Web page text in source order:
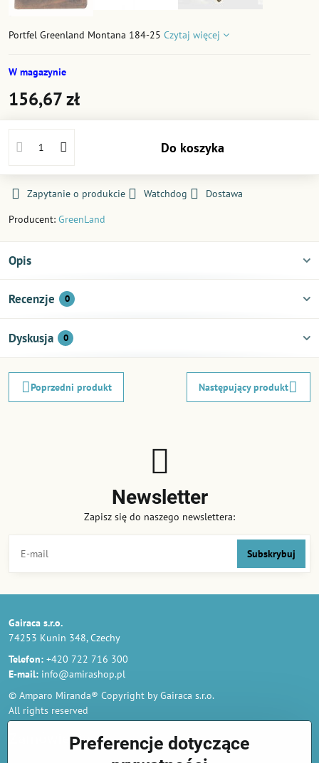
Portfel Greenland Montana ​184-25 Czytaj więcej
W magazynie
156,67 zł
Do koszyka
Zapytanie o produkcie Watchdog
Dostawa
Producent: GreenLand
Opis
Recenzje 0
Dyskusja 0
Poprzedni produkt Następujący produkt
Newsletter
Zapisz się do naszego newslettera:
Subskrybuj
Gairaca s.r.o.
74253 Kunin 348, Czechy
Telefon: +420 722 716 300
E-mail: info@amirashop.pl
© Amparo Miranda® Copyright by Gairaca s.r.o.
All rights reserved
ZamówieniaPreferencje dotyczące